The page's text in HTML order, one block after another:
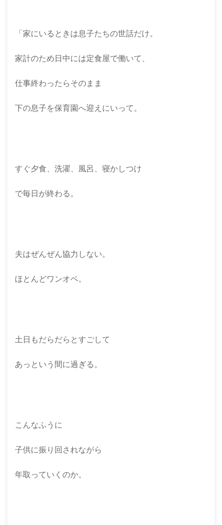
「家にいるときは息子たちの世話だけ。
家計のため日中には定食屋で働いて、
仕事終わったらそのまま
下の息子を保育園へ迎えにいって。
すぐ夕食、洗濯、風呂、寝かしつけ
で毎日が終わる。
夫はぜんぜん協力しない。
ほとんどワンオペ。
土日もだらだらとすごして
あっという間に過ぎる。
こんなふうに
子供に振り回されながら
年取っていくのか。